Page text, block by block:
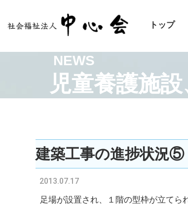
トップ
NEWS
児童養護施
建築工事の進捗状況⑤
2013.07.17
足場が設置され、１階の型枠が立てら